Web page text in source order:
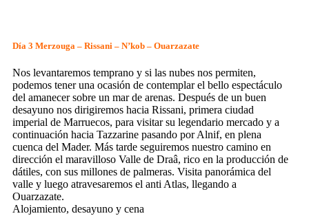
Día 3 Merzouga – Rissani – N’kob – Ouarzazate
Nos levantaremos temprano y si las nubes nos permiten,
podemos tener una ocasión de contemplar el bello espectáculo
del amanecer sobre un mar de arenas. Después de un buen
desayuno nos dirigiremos hacia Rissani, primera ciudad
imperial de Marruecos, para visitar su legendario mercado y a
continuación hacia Tazzarine pasando por Alnif, en plena
cuenca del Mader. Más tarde seguiremos nuestro camino en
dirección el maravilloso Valle de Draâ, rico en la producción de
dátiles, con sus millones de palmeras. Visita panorámica del
valle y luego atravesaremos el anti Atlas, llegando a
Ouarzazate.
Alojamiento, desayuno y cena